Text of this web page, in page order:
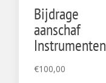
Bijdrage
aanschaf
Instrumenten
€100,00